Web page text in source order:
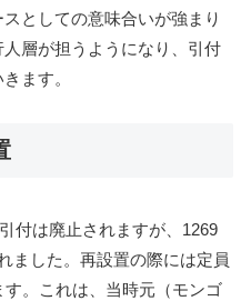
としての意味合いが強まり
層が担うようになり、引付
ます。
付は廃止されますが、1269
ました。再設置の際には定員
。これは、当時元（モンゴ